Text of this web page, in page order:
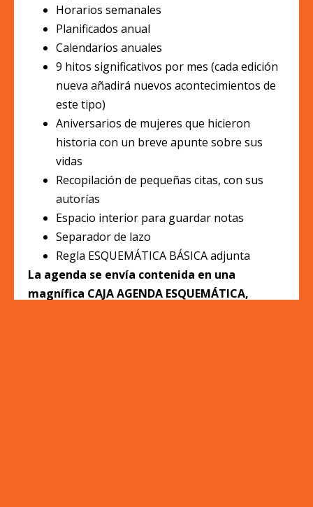
Horarios semanales
Planificados anual
Calendarios anuales
9 hitos significativos por mes (cada edición
nueva añadirá nuevos acontecimientos de
este tipo)
Aniversarios de mujeres que hicieron
historia con un breve apunte sobre sus
vidas
Recopilación de pequeñas citas, con sus
autorías
Espacio interior para guardar notas
Separador de lazo
Regla ESQUEMÁTICA BÁSICA adjunta
La agenda se envía contenida en una
magnífica CAJA AGENDA ESQUEMÁTICA,